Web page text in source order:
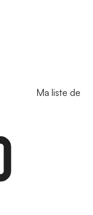
Ma liste de